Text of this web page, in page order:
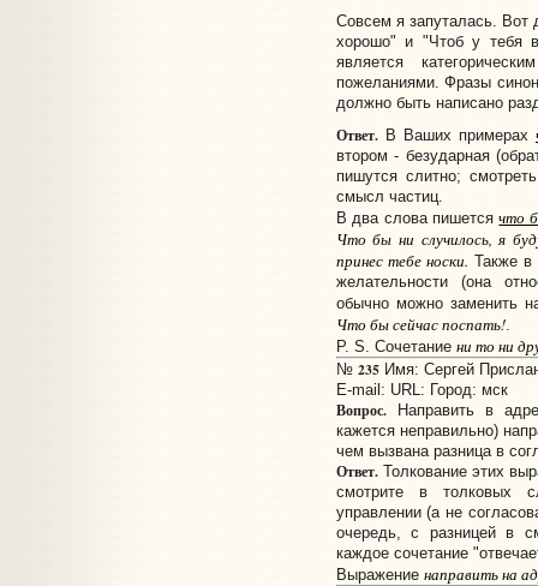
Совсем я запуталась.
хорошо" и "Чтоб у тебя
является
пожеланиями. Фразы
должно быть написано
Ответ.В Ваших примерах
втором - безударная
пишутся слитно;
смысл частиц.
В два слова пишетсячто
Что бы ни случилось, я
принес тебе носки. Также в
желательности (она
обычно можно заменить
Что бы сейчас поспать!.
P. S. Сочетание ни то ни
№ 235Имя: Сергей
E-mail: URL: Город: мск
Вопрос.Направить в
кажется неправильно)
чем вызвана разница в
Ответ.Толкование этих
смотрите в толковых
управлении (а не
очередь, с разницей в
каждое сочетание
Выражение направить на